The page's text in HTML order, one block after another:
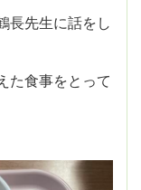
長先生に話をし
た食事をとって